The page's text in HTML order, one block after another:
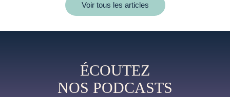
Voir tous les articles
ÉCOUTEZ
NOS PODCASTS